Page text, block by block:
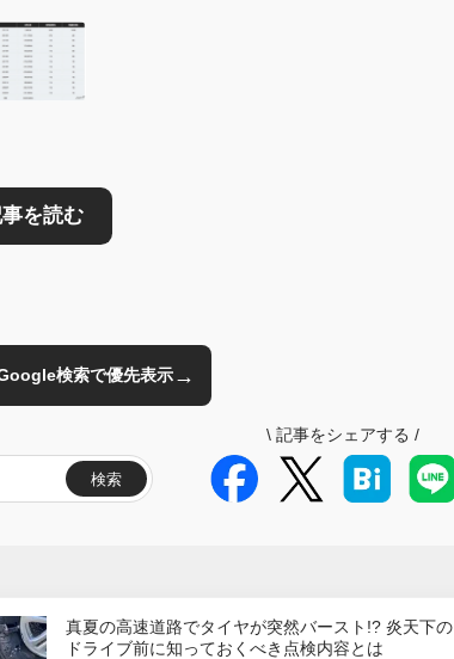
検索で優先表示→
検索
\ 記事をシェアする /
真夏の高速道路でタイヤが突然バースト!? 炎天下の
ドライブ前に知っておくべき点検内容とは